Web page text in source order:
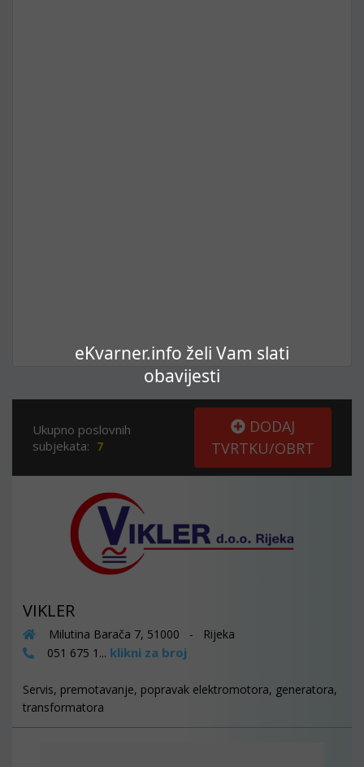
eKvarner.info želi Vam slati
obavijesti
Ukupno poslovnih
subjekata: 7
DODAJ
TVRTKU/OBRT
VIKLER
Milutina Barača 7, 51000 - Rijeka
051 675 1... klikni za broj
Servis, premotavanje, popravak elektromotora, generatora,
transformatora